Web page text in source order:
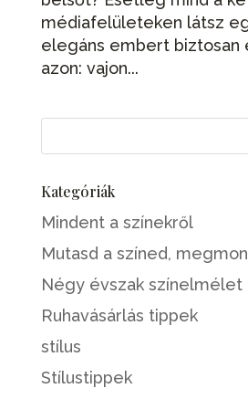
médiafelületeken látsz
elegáns embert biztosan
azon: vajon...
Kategóriák
Mindent a színekről
Mutasd a színed,
Négy évszak színelmélet
Ruhavásárlás tippek
stílus
Stílustippek